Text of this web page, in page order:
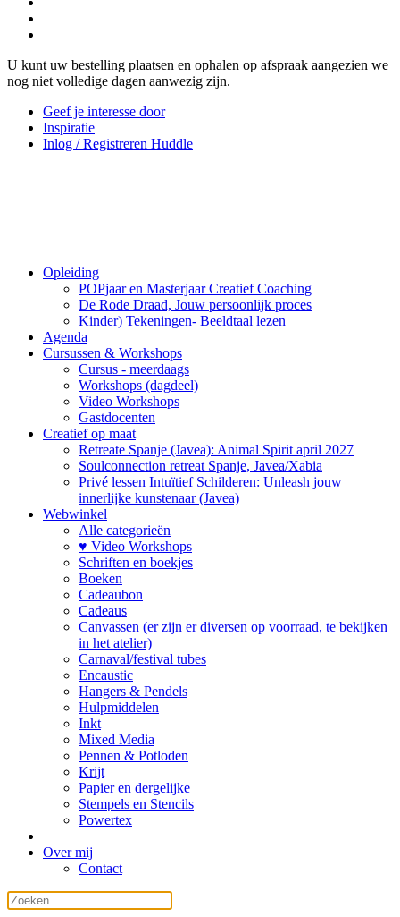
U kunt uw bestelling plaatsen en ophalen op afspraak aangezien we
nog niet volledige dagen aanwezig zijn.
Geef je interesse door
Inspiratie
Inlog / Registreren Huddle
Opleiding
POPjaar en Masterjaar Creatief Coaching
De Rode Draad, Jouw persoonlijk proces
Kinder) Tekeningen- Beeldtaal lezen
Agenda
Cursussen & Workshops
Cursus - meerdaags
Workshops (dagdeel)
Video Workshops
Gastdocenten
Creatief op maat
Retreate Spanje (Javea): Animal Spirit april 2027
Soulconnection retreat Spanje, Javea/Xabia
Privé lessen Intuïtief Schilderen: Unleash jouw
innerlijke kunstenaar (Javea)
Webwinkel
Alle categorieën
♥ Video Workshops
Schriften en boekjes
Boeken
Cadeaubon
Cadeaus
Canvassen (er zijn er diversen op voorraad, te bekijken
in het atelier)
Carnaval/festival tubes
Encaustic
Hangers & Pendels
Hulpmiddelen
Inkt
Mixed Media
Pennen & Potloden
Krijt
Papier en dergelijke
Stempels en Stencils
Powertex
Over mij
Contact